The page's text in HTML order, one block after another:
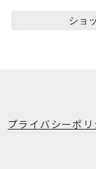
ショ
プライバシーポリ